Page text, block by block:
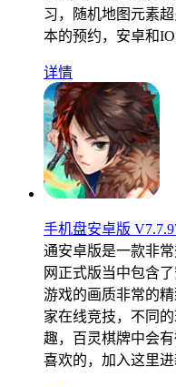
习，随机地图元素
本的预约，安卓和
详情
手机盘安卓版
通安卓版是一款非
网正式版当中包含
游戏的画质非常的
家在线竞技，不同
趣，百灵棋牌中会
喜欢的，加入这里进